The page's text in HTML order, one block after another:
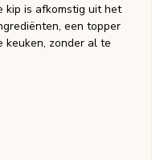
kip is afkomstig uit het
een topper
keuken, zonder al te